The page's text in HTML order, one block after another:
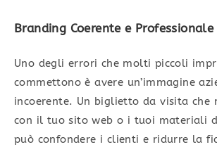
Branding Coerente e Professionale
Uno degli errori che molti piccoli
commettono è avere un’immagine
incoerente. Un biglietto da visita che
con il tuo sito web o i tuoi materiali
può confondere i clienti e ridurre la